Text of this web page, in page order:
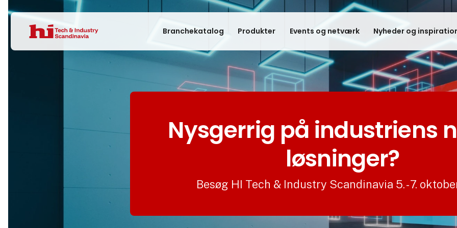
Branchekatalog Produkter Events og netværk Nyheder og
Nysgerrig på industriens
løsninger?
Besøg HI Tech & Industry Scandinavia 5. - 7.